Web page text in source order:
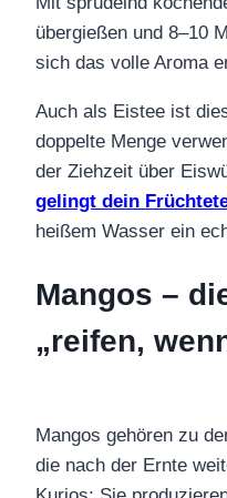
übergießen und 8–10
sich das volle Aroma
Auch als Eistee ist
doppelte Menge
der Ziehzeit über
gelingt dein
heißem Wasser ein
Mangos –
„reifen,
Mangos gehören zu
die nach der Ernte